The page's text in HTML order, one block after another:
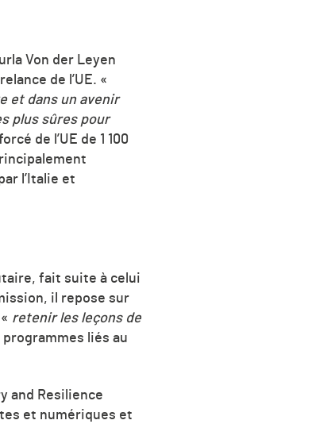
Von der Leyen
de l’UE. «
et dans un avenir
plus sûres pour
de l’UE de 1 100
l’Italie et
fait suite à celui
il repose sur
retenir les leçons de
liés au
and Resilience
et numériques et